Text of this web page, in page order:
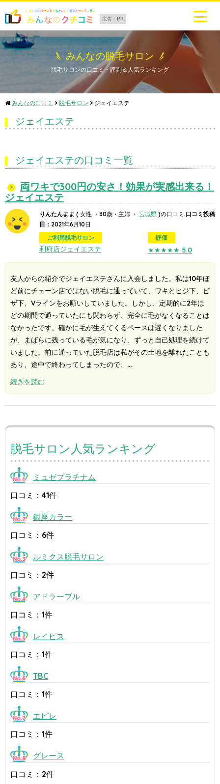
広告・PR
みんなの脱毛サロン
脱毛サロンの口コミ・評判＆人気ランキング
みんなの口コミ > 脱毛サロン > ジェイエステ
ジェイエステ
ジェイエステの口コミ一覧
両ワキで300円の安さ！効果が実感出来る！
ジェイエステ
りんたんまま ( 女性 ・30歳・主婦 ・ 宮城県 )の口コミ 口コミ投稿
日： 2021年6月10日
ご利用脱毛サロン
利府店ジェイエステ
評価
★★★★★ 5.0
友人からの紹介でジェイエステさんに入会しました。私は10年ほ
ど前にチェーン店ではない脱毛に通っていて、ワキとヒジ下、ビ
ザ下、Vラインをお願いしていました。しかし、定期的に2年ほ
どの期間で通っていたにも関わらず、完全に毛がなくなることは
なかったです。確かに毛が生えてくるペースは遅くなりました
が、まばらに残っている毛が気になり、ずっと自己処理を続けて
いました。前に通っていた脱毛店は私がその土地を離れたことも
あり、途中で終わってしまったので、…
続きを読む
脱毛サロン人気ランキング
ミュゼプラチナム
口コミ：41件
銀座カラー
口コミ：6件
ルミクス脱毛サロン
口コミ：2件
アドラーブル
口コミ：1件
レイビス
口コミ：1件
TBC
口コミ：1件
エピレ
口コミ：1件
グレース
口コミ：2件